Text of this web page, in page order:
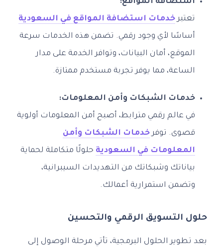
استضافة المواقع:
تعتبرخدمات استضافة المواقع في السعودية
أساسًا لأي وجود رقمي. تضمن هذه الخدمات سرعة
الموقع، أمان البيانات، وتوافر الخدمة على مدار
الساعة، مما يوفر تجربة مستخدم ممتازة.
خدمات الشبكات وأمن المعلومات:
في عالم رقمي مترابط، أصبح أمن المعلومات أولوية
قصوى. توفرخدمات الشبكات وأمن
المعلومات في السعودية حلولًا متكاملة لحماية
بياناتك وشبكاتك من التهديدات السيبرانية،
وتضمن استمرارية أعمالك.
حلول التسويق الرقمي والتحسين
بعد تطوير الحلول البرمجية، تأتي مرحلة الوصول إلى